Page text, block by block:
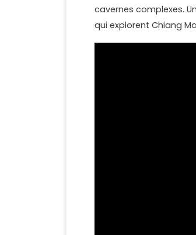
cavernes complexes.
qui explorent Chiang